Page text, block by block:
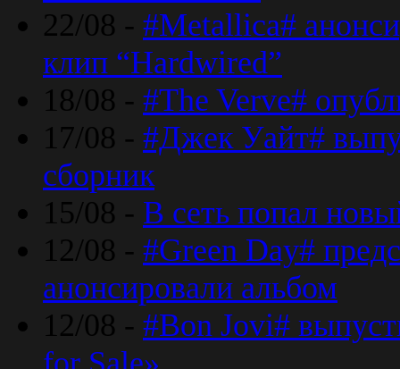
22/08 - #Metallica#
клип “Hardwired”
18/08 - #The Verve#
17/08 - #Джек Уайт#
сборник
15/08 - В сеть попал
12/08 - #Green Day#
анонсировали альбом
12/08 - #Bon Jovi#